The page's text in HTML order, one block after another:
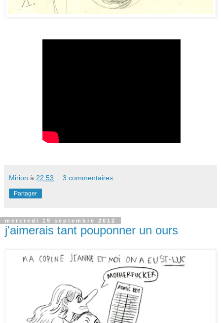
Mirion à 22:53 3 commentaires:
Partager
mercredi 19 septembre 2012
j'aimerais tant pouponner un ours